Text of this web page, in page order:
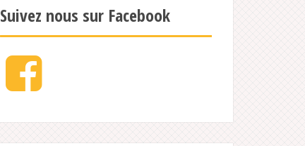
Suivez nous sur Facebook
Facebook